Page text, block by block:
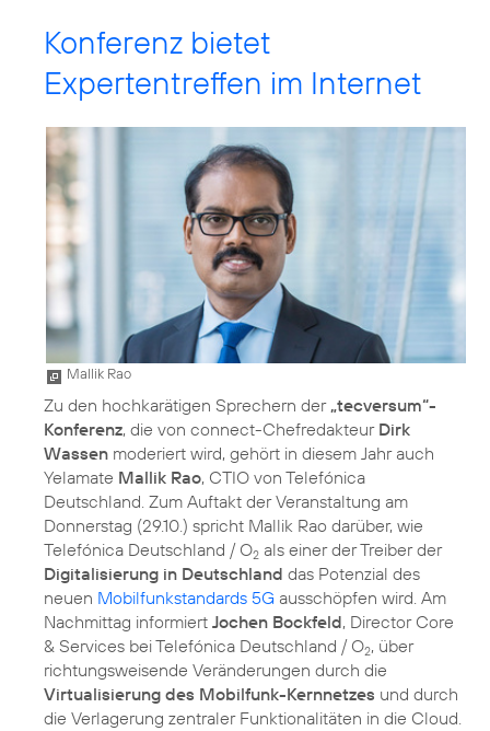
Konferenz bietet
Expertentreffen im Internet
Mallik Rao
Zu den hochkarätigen Sprechern der„tecversum“-
Konferenz, die von connect-Chefredakteur Dirk
Wassen moderiert wird, gehört in diesem Jahr auch
Yelamate Mallik Rao, CTIO von Telefónica
Deutschland. Zum Auftakt der Veranstaltung am
Donnerstag (29.10.) spricht Mallik Rao darüber, wie
Telefónica Deutschland / O2 als einer der Treiber der
Digitalisierung in Deutschland das Potenzial des
neuen Mobilfunkstandards 5G ausschöpfen wird. Am
Nachmittag informiert Jochen Bockfeld, Director Core
& Services bei Telefónica Deutschland / O2, über
richtungsweisende Veränderungen durch die
Virtualisierung des Mobilfunk-Kernnetzes und durch
die Verlagerung zentraler Funktionalitäten in die Cloud.